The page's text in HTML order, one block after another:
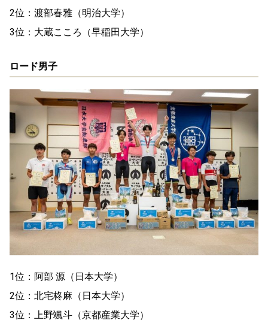
2位：渡部春雅（明治大学）
3位：大蔵こころ（早稲田大学）
ロード男子
1位：阿部 源（日本大学）
2位：北宅柊麻（日本大学）
3位：上野颯斗（京都産業大学）